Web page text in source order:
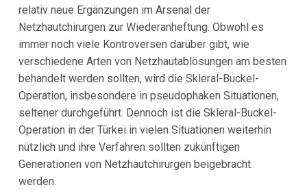
relativ neue Ergänzungen im Arsenal der
Netzhautchirurgen zur Wiederanheftung. Obwohl es
immer noch viele Kontroversen darüber gibt, wie
verschiedene Arten von Netzhautablösungen am besten
behandelt werden sollten, wird die Skleral-Buckel-
Operation, insbesondere in pseudophaken Situationen,
seltener durchgeführt. Dennoch ist die Skleral-Buckel-
Operation in der Türkei in vielen Situationen weiterhin
nützlich und ihre Verfahren sollten zukünftigen
Generationen von Netzhautchirurgen beigebracht
werden.